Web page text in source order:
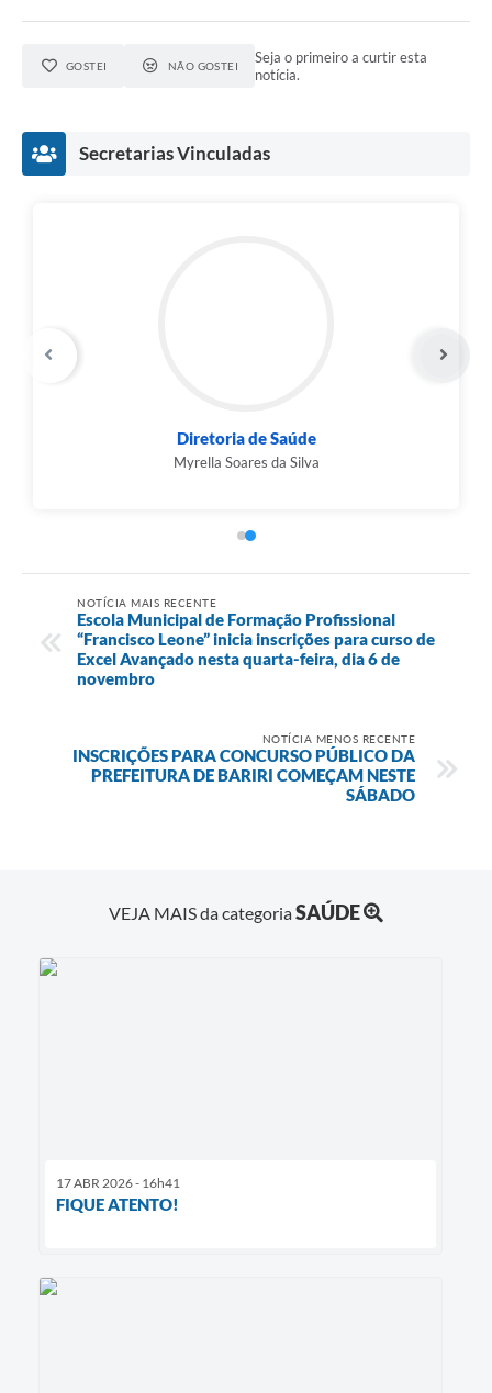
GOSTEI NÃO GOSTEI
Seja o primeiro a curtir esta
notícia.
Secretarias Vinculadas
Diretoria de Saúde
Myrella Soares da Silva
NOTÍCIA MAIS RECENTE
Escola Municipal de Formação Profissional
“Francisco Leone” inicia inscrições para curso de
Excel Avançado nesta quarta-feira, dia 6 de
novembro
NOTÍCIA MENOS RECENTE
INSCRIÇÕES PARA CONCURSO PÚBLICO DA
PREFEITURA DE BARIRI COMEÇAM NESTE
SÁBADO
VEJA MAIS da categoriaSAÚDE
17 ABR 2026 - 16h41
FIQUE ATENTO!